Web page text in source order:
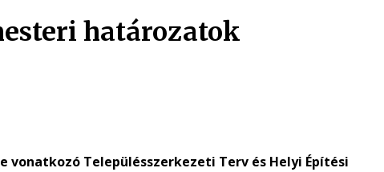
határozatok
vonatkozó Településszerkezeti Terv és Helyi Építési